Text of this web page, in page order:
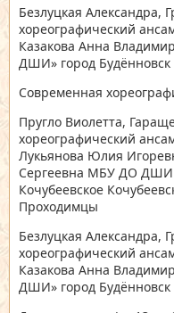
Безлуцкая Александра,
хореографический
Казакова Анна
ДШИ» город
Современная
Пругло Виолетта,
хореографический
Лукьянова Юлия
Сергеевна МБУ ДО
Кочубеевское
Проходимцы
Безлуцкая Александра,
хореографический
Казакова Анна
ДШИ» город